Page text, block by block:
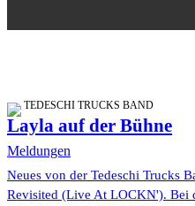
TEDESCHI TRUCKS BAND
Layla auf der Bühne
Meldungen
Neues von der Tedeschi Trucks
Revisited (Live At LOCKN'). Bei